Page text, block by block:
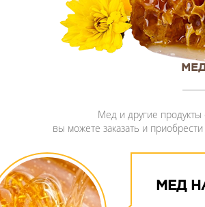
Мед и другие продукты
вы можете заказать и
МЕД